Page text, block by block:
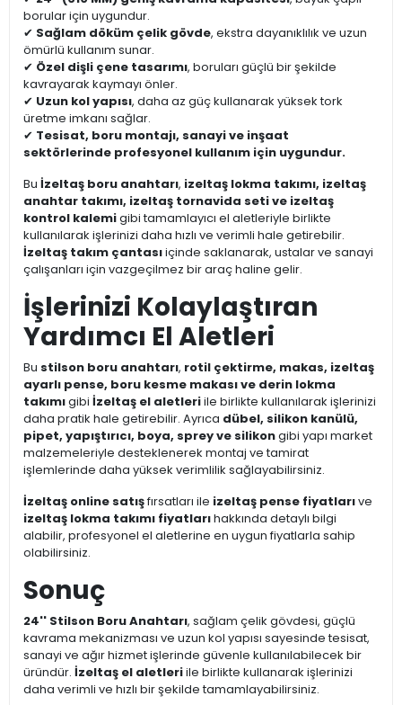
borular için uygundur.
✔ Sağlam döküm çelik gövde, ekstra dayanıklılık ve uzun
ömürlü kullanım sunar.
✔ Özel dişli çene tasarımı, boruları güçlü bir şekilde
kavrayarak kaymayı önler.
✔ Uzun kol yapısı, daha az güç kullanarak yüksek tork
üretme imkanı sağlar.
✔ Tesisat, boru montajı, sanayi ve inşaat
sektörlerinde profesyonel kullanım için uygundur.
Bu İzeltaş boru anahtarı, izeltaş lokma takımı, izeltaş
anahtar takımı, izeltaş tornavida seti ve izeltaş
kontrol kalemigibi tamamlayıcı el aletleriyle birlikte
kullanılarak işlerinizi daha hızlı ve verimli hale getirebilir.
İzeltaş takım çantasıiçinde saklanarak, ustalar ve sanayi
çalışanları için vazgeçilmez bir araç haline gelir.
İşlerinizi Kolaylaştıran
Yardımcı El Aletleri
Bu stilson boru anahtarı, rotil çektirme, makas, izeltaş
ayarlı pense, boru kesme makası ve derin lokma
takımıgibi İzeltaş el aletleriile birlikte kullanılarak işlerinizi
daha pratik hale getirebilir. Ayrıca dübel, silikon kanülü,
pipet, yapıştırıcı, boya, sprey ve silikongibi yapı market
malzemeleriyle desteklenerek montaj ve tamirat
işlemlerinde daha yüksek verimlilik sağlayabilirsiniz.
İzeltaş online satışfırsatları ile izeltaş pense fiyatlarıve
izeltaş lokma takımı fiyatlarıhakkında detaylı bilgi
alabilir, profesyonel el aletlerine en uygun fiyatlarla sahip
olabilirsiniz.
Sonuç
24'' Stilson Boru Anahtarı, sağlam çelik gövdesi, güçlü
kavrama mekanizması ve uzun kol yapısı sayesinde tesisat,
sanayi ve ağır hizmet işlerinde güvenle kullanılabilecek bir
üründür. İzeltaş el aletleriile birlikte kullanarak işlerinizi
daha verimli ve hızlı bir şekilde tamamlayabilirsiniz.